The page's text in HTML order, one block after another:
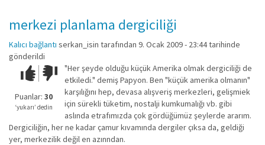
merkezi planlama dergiciliği
Kalıcı bağlantı serkan_isin tarafından 9. Ocak 2009 - 23:44 tarihinde
gönderildi
Çok iyi!O
kadar
iyi
değil!
Puanlar: 30
‘yukarı’ dedin
"Her şeyde olduğu küçük Amerika olmak dergiciliği de
etkiledi." demiş Papyon. Ben "küçük amerika olmanın"
karşılığını hep, devasa alışveriş merkezleri, gelişmiek
için sürekli tüketim, nostalji kumkumalığı vb. gibi
aslında etrafımızda çok gördüğümüz şeylerde ararım.
Dergiciliğin, her ne kadar çamur kıvamında dergiler çıksa da, geldiği
yer, merkezilik değil en azınndan.